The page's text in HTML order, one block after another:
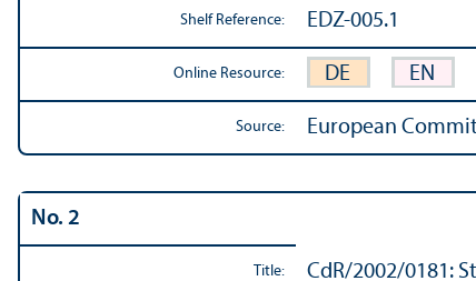
Shelf Reference: EDZ-005.1
Online Resource: DE EN
Source: European
No. 2
Title: CdR/2002/0181: